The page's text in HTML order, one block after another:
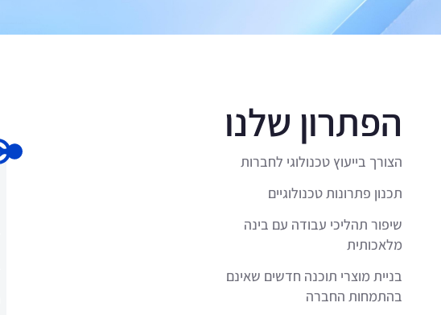
הפתרון שלנו
הצורך בייעוץ טכנולוגי לחברות
תכנון פתרונות טכנולוגיים
שיפור תהליכי עבודה עם בינה
מלאכותית
בניית מוצרי תוכנה חדשים שאינם
בהתמחות החברה